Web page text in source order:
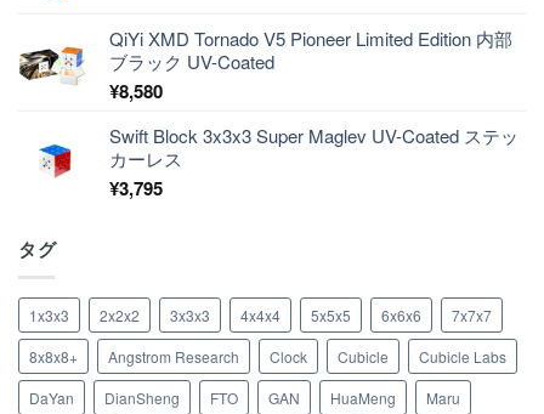
QiYi XMD Tornado V5 Pioneer Limited Edition 内部
ブラック UV-Coated
¥8,580
Swift Block 3x3x3 Super Maglev UV-Coated ステッ
カーレス
¥3,795
タグ
1x3x3 2x2x2 3x3x3 4x4x4 5x5x5 6x6x6
7x7x7
8x8x8+
Angstrom Research Clock Cubicle
Cubicle Labs
DaYan
DianSheng FTO GAN HuaMeng
Maru